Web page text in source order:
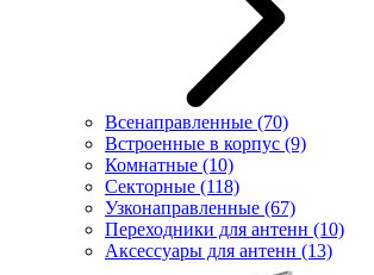
Всенаправленные (70)
Встроенные в корпус (9)
Комнатные (10)
Секторные (118)
Узконаправленные (67)
Переходники для антенн (10)
Аксессуары для антенн (13)